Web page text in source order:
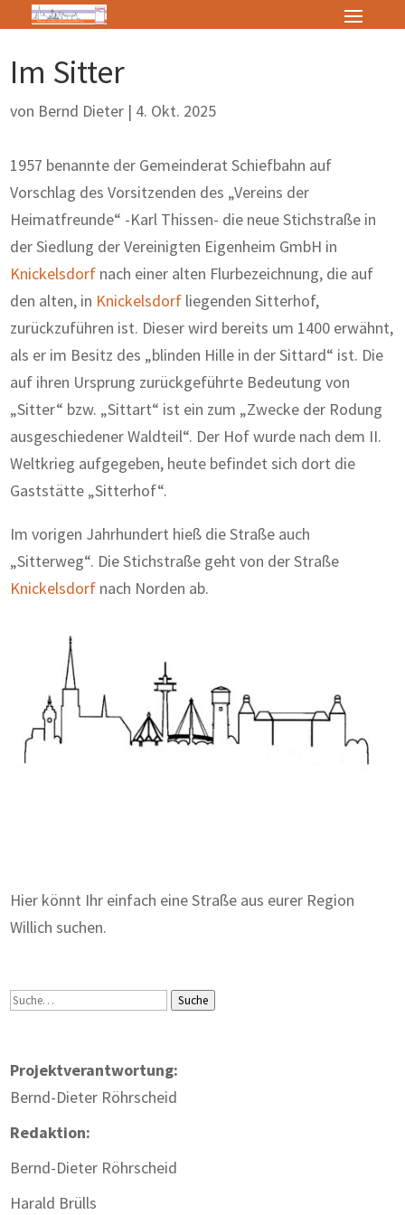
Im Sitter
von Bernd Dieter | 4. Okt. 2025
1957 benannte der Gemeinderat Schiefbahn auf
Vorschlag des Vorsitzenden des „Vereins der
Heimatfreunde“ -Karl Thissen- die neue Stichstraße in
der Siedlung der Vereinigten Eigenheim GmbH in
Knickelsdorf nach einer alten Flurbezeichnung, die auf
den alten, in Knickelsdorf liegenden Sitterhof,
zurückzuführen ist. Dieser wird bereits um 1400 erwähnt,
als er im Besitz des „blinden Hille in der Sittard“ ist. Die
auf ihren Ursprung zurückgeführ­te Bedeutung von
„Sitter“ bzw. „Sittart“ ist ein zum „Zwecke der Rodung
ausgeschiedener Waldteil“. Der Hof wurde nach dem II.
Weltkrieg auf­gegeben, heute befindet sich dort die
Gaststätte „Sitterhof“.
Im vorigen Jahrhundert hieß die Straße auch
„Sitterweg“. Die Stichstraße geht von der Straße
Knickelsdorf nach Norden ab.
Hier könnt Ihr einfach eine Straße aus eurer Region
Willich suchen.
Suche Suche
Projektverantwortung:
Bernd-Dieter Röhrscheid
Redaktion:
Bernd-Dieter Röhrscheid
Harald Brülls